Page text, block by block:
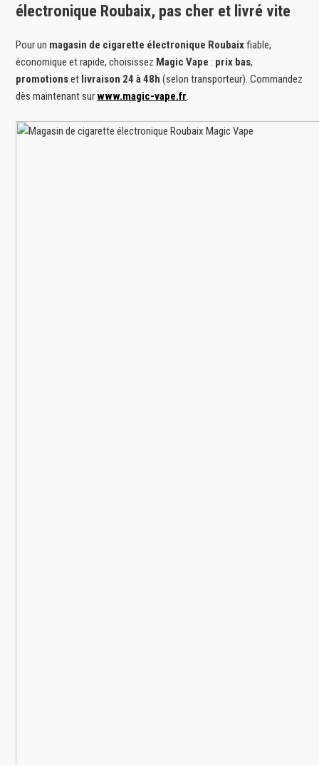
électronique Roubaix, pas cher et livré vite
Pour un magasin de cigarette électronique Roubaixfiable,
économique et rapide, choisissez Magic Vape : prix bas,
promotionset livraison 24 à 48h (selon transporteur). Commandez
dès maintenant surwww.magic-vape.fr.